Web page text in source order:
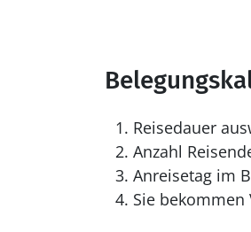
Reisedauer
Anzahl
Anreisetag im
Sie